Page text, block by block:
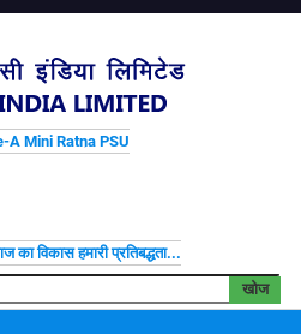
A Mini Ratna PSU
का विकास हमारी प्रतिबद्धता...
खोज